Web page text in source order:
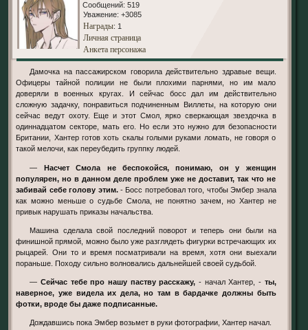
Сообщений: 519
Уважение: +3085
Награды: 1
Личная страница
Анкета персонажа
Дамочка на пассажирском говорила действительно здравые вещи.
Офицеры тайной полиции не были плохими парнями, но им мало
доверяли в военных кругах. И сейчас босс дал им действительно
сложную задачку, понравиться подчиненным Виллеты, на которую они
сейчас ведут охоту. Еще и этот Смол, ярко сверкающая звездочка в
одиннадцатом секторе, мать его. Но если это нужно для безопасности
Британии, Хантер готов хоть скалы голыми руками ломать, не говоря о
такой мелочи, как переубедить группку людей.
Насчет Смола не беспокойся, понимаю, он у женщин
популярен, но в данном деле проблем уже не доставит, так что не
забивай себе голову этим.- Босс потребовал того, чтобы Эмбер знала
как можно меньше о судьбе Смола, не понятно зачем, но Хантер не
привык нарушать приказы начальства.
Машина сделала свой последний поворот и теперь они были на
финишной прямой, можно было уже разглядеть фигурки встречающих их
рыцарей. Они то и время посматривали на время, хотя они выехали
пораньше. Походу сильно волновались дальнейшей своей судьбой.
Сейчас тебе про нашу паству расскажу, - начал Хантер, - ты,
наверное, уже видела их дела, но там в бардачке должны быть
фотки, вроде бы даже подписанные.
Дождавшись пока Эмбер возьмет в руки фотографии, Хантер начал.